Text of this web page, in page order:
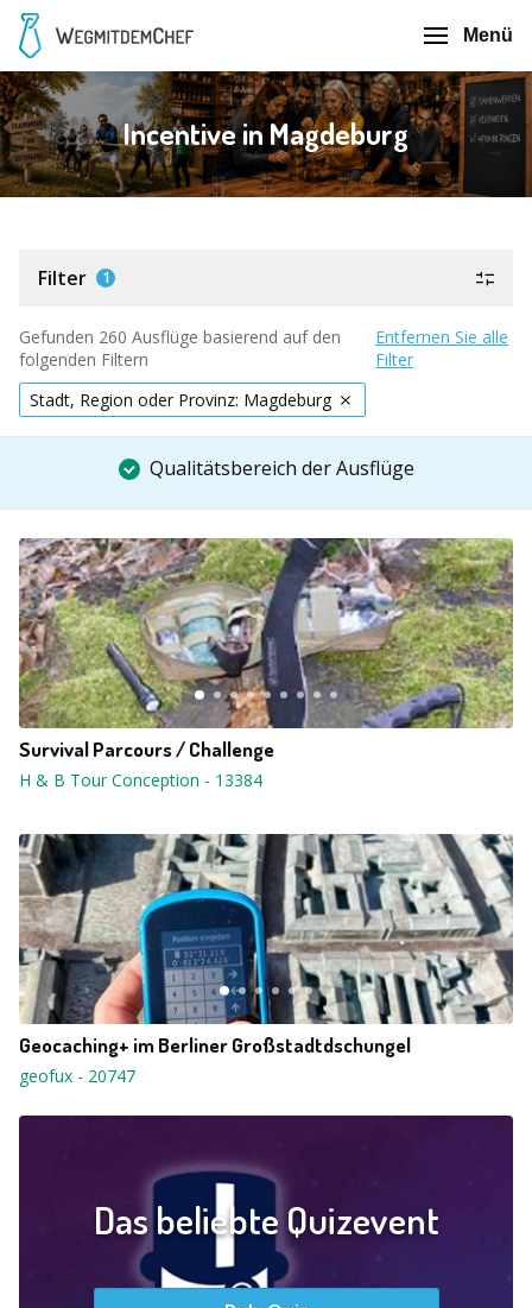
Menü
Incentive in Magdeburg
Filter 1
Gefunden 260 Ausflüge basierend auf den
folgenden Filtern
Entfernen Sie alle
Filter
Stadt, Region oder Provinz: Magdeburg
Qualitätsbereich der Ausflüge
Survival Parcours / Challenge
H & B Tour Conception - 13384
Geocaching+ im Berliner Großstadtdschungel
geofux - 20747
Das beliebte Quizevent